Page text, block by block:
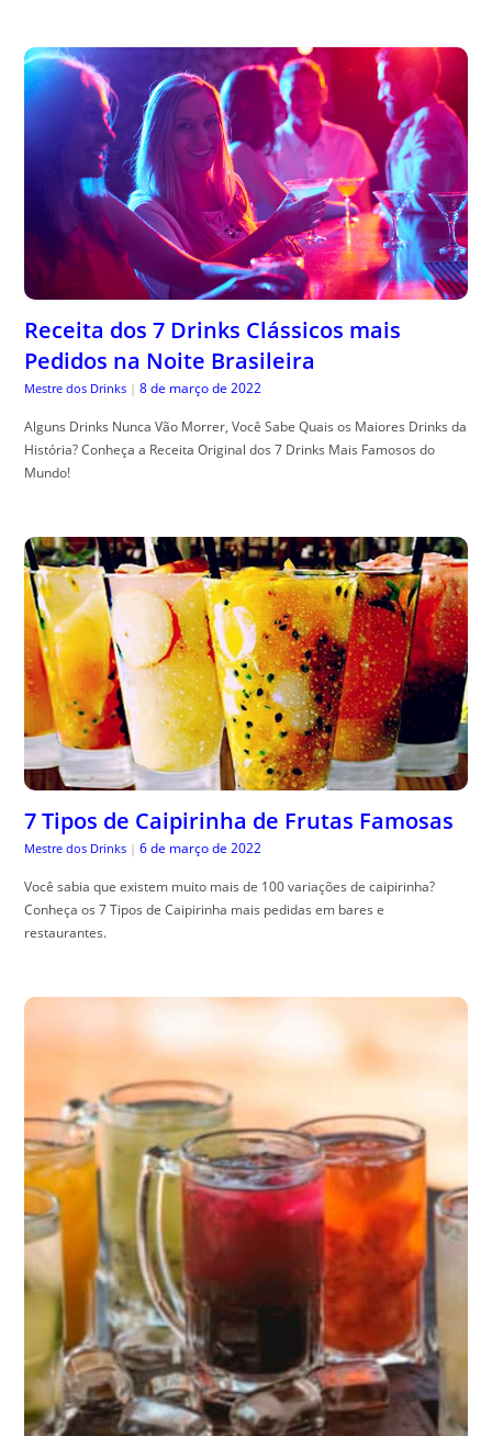
Receita dos 7 Drinks Clássicos mais
Pedidos na Noite Brasileira
Mestre dos Drinks | 8 de março de 2022
Alguns Drinks Nunca Vão Morrer, Você Sabe Quais os Maiores Drinks da
História? Conheça a Receita Original dos 7 Drinks Mais Famosos do
Mundo!
7 Tipos de Caipirinha de Frutas Famosas
Mestre dos Drinks | 6 de março de 2022
Você sabia que existem muito mais de 100 variações de caipirinha?
Conheça os 7 Tipos de Caipirinha mais pedidas em bares e
restaurantes.